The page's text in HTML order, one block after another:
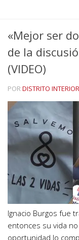
«Mejor ser
de la
(VIDEO)
PORDISTRITO INTERIOR
Ignacio Burgos fue
entonces su vida
oportunidad lo